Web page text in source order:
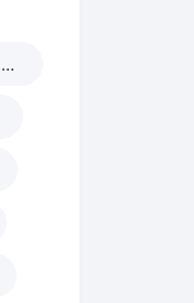
투표용지 부족 사태